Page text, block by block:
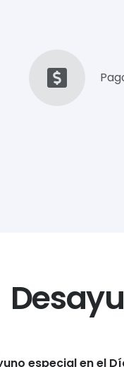
especial en el